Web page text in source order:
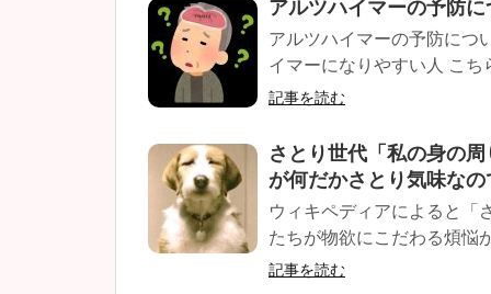
アルツハイマーの予防に
アルツハイマーの予防に
イマーになりやすい人 こち
記事を読む
さとり世代「私の身の
が何だかさとり気味な
ウィキペディアによると「
たちが物欲にこだわる煩悩
記事を読む